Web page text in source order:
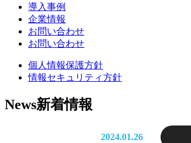
導入事例
企業情報
お問い合わせ
お問い合わせ
個人情報保護方針
情報セキュリティ方針
News新着情報
2024.01.26